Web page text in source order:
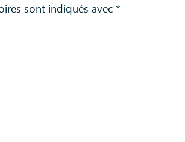
sont indiqués avec *